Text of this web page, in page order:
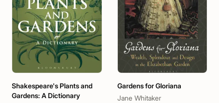
Shakespeare's Plants and
Gardens: A Dictionary
Gardens for Gloriana
Jane Whitaker